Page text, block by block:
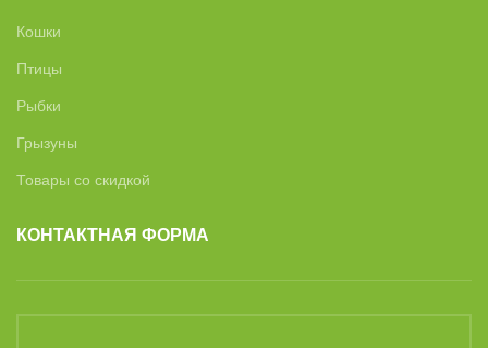
Кошки
Птицы
Рыбки
Грызуны
Товары со скидкой
КОНТАКТНАЯ ФОРМА